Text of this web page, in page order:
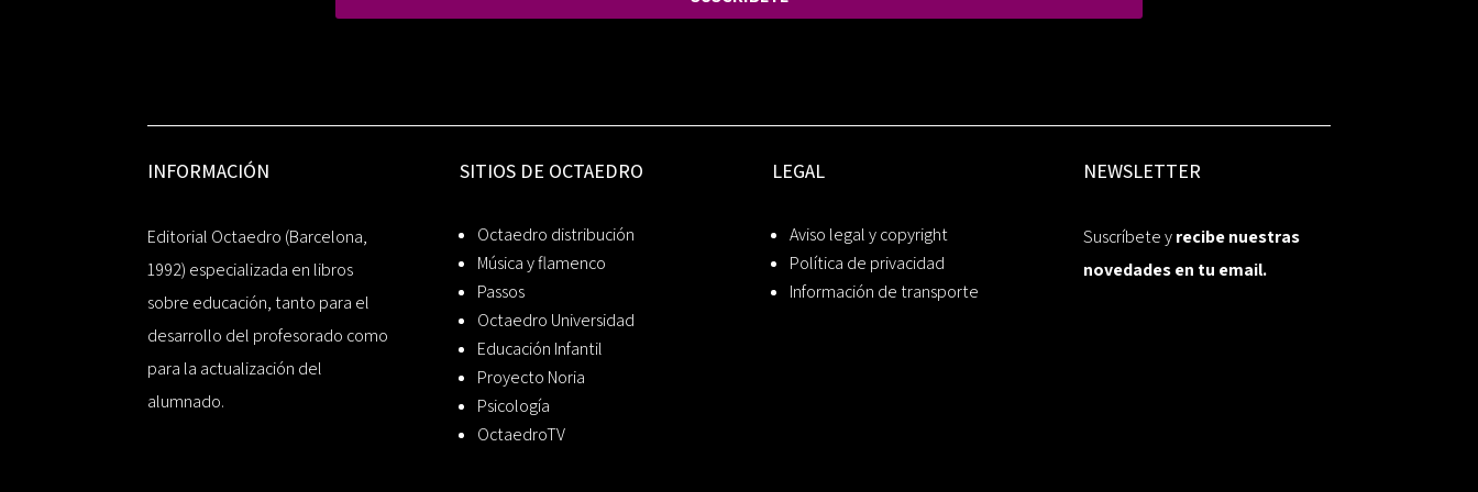
INFORMACIÓN
Editorial Octaedro (Barcelona,
1992) especializada en libros
sobre educación, tanto para el
desarrollo del profesorado como
para la actualización del
alumnado.
SITIOS DE OCTAEDRO
Octaedro distribución
Música y flamenco
Passos
Octaedro Universidad
Educación Infantil
Proyecto Noria
Psicología
OctaedroTV
LEGAL
Aviso legal y copyright
Política de privacidad
Información de transporte
NEWSLETTER
Suscríbete yrecibe nuestras
novedades en tu email.